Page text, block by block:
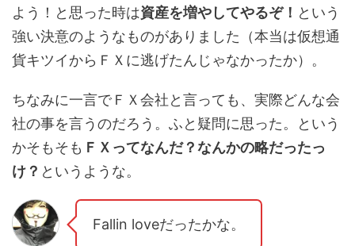
よう！と思った時は資産を増やしてやるぞ！ という
強い決意のようなものがありました（本当は仮想通
貨キツイからＦＸに逃げたんじゃなかったか）。
ちなみに一言でＦＸ会社と言っても、実際どんな会
社の事を言うのだろう。ふと疑問に思った。という
かそもそも ＦＸってなんだ？なんかの略だったっ
け？ というような。
Fallin loveだったかな。